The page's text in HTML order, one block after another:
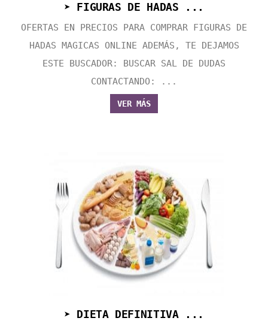
➤ FIGURAS DE HADAS ...
OFERTAS EN PRECIOS PARA COMPRAR FIGURAS DE
HADAS MAGICAS ONLINE ADEMÁS, TE DEJAMOS
ESTE BUSCADOR: BUSCAR SAL DE DUDAS
CONTACTANDO: ...
VER MÁS
➤ DIETA DEFINITIVA ...